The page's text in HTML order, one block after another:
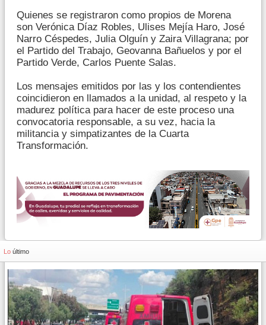
Quienes se registraron como propios de Morena
son Verónica Díaz Robles, Ulises Mejía Haro, José
Narro Céspedes, Julia Olguín y Zaira Villagrana; por
el Partido del Trabajo, Geovanna Bañuelos y por el
Partido Verde, Carlos Puente Salas.
Los mensajes emitidos por las y los contendientes
coincidieron en llamados a la unidad, al respeto y la
madurez política para hacer de este proceso una
convocatoria responsable, a su vez, hacia la
militancia y simpatizantes de la Cuarta
Transformación.
Lo último